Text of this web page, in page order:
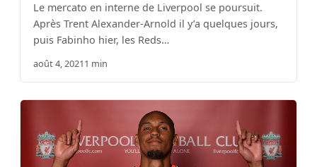
Le mercato en interne de Liverpool se poursuit.
Après Trent Alexander-Arnold il y’a quelques jours,
puis Fabinho hier, les Reds…
août 4, 20211 min